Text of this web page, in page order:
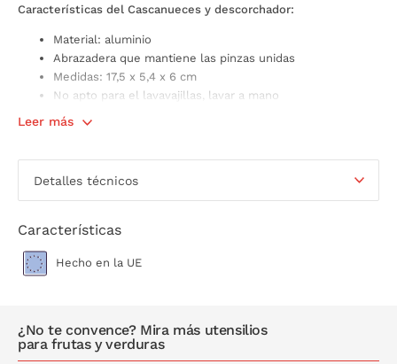
Características del Cascanueces y descorchador:
Material: aluminio
Abrazadera que mantiene las pinzas unidas
Medidas: 17,5 x 5,4 x 6 cm
No apto para el lavavajillas, lavar a mano
Made in Germany
Leer más
Detalles técnicos
Características
Hecho en la UE
¿No te convence? Mira más utensilios
para frutas y verduras